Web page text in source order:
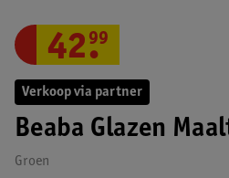
Verkoop via partner
Beaba Glazen
Groen
42.
99